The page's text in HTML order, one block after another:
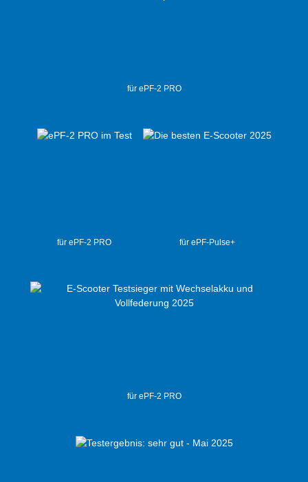
für ePF-2 PRO
für ePF-2 PRO für ePF-Pulse+
für ePF-2 PRO